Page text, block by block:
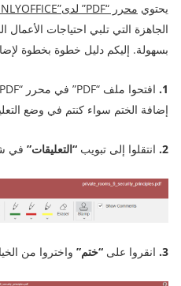
يحتوي محرر “PDF” لدى”ONLYOFFICE”
الجاهزة التي تلبي احتياجات الأعمال
بسهولة. إليكم دليل خطوة بخطوة
1.
إضافة الختم سواء كنتم في وضع
2. انتقلوا إلى تبويب “التعليقات” في
3. انقروا على “ختم” واختروا من